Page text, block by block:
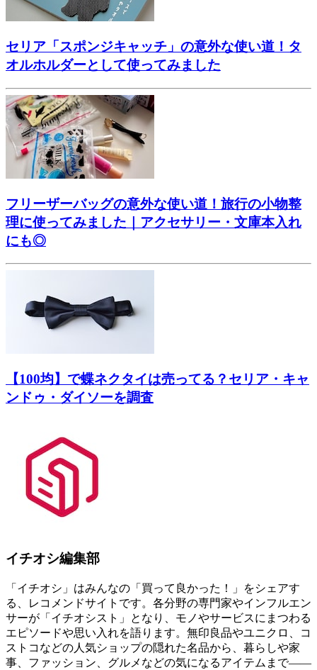
セリア「スポンジキャッチ」の意外な使い道！タ
オルホルダーとして使ってみました
フリーザーバッグの意外な使い道！旅行の小物整
理に使ってみました｜アクセサリー・文庫本入れ
にも◎
【100均】で蝶ネクタイは売ってる？セリア・キャ
ンドゥ・ダイソーを調査
イチオシ編集部
「イチオシ」はみんなの「買って良かった！」をシェアす
る、レコメンドサイトです。各分野の専門家やインフルエン
サーが「イチオシスト」となり、モノやサービスにまつわる
エピソードや思い入れを語ります。無印良品やユニクロ、コ
ストコなどの人気ショップの隠れた名品から、暮らしや家
事、ファッション、グルメなどの気になるアイテムまで――